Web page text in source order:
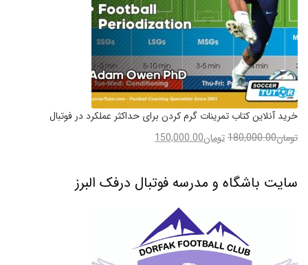
خرید آنلاین کتاب تمرینات گرم کردن برای حداکثر عملکرد در فوتبال
تومان180,000.00تومان150,000.00
سایت باشگاه و مدرسه فوتبال درفک البرز